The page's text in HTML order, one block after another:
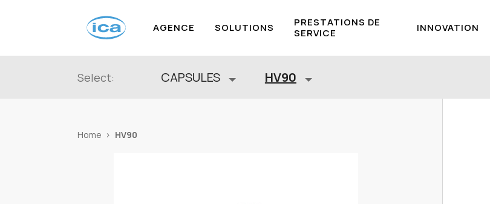
AGENCE SOLUTIONS
PRESTATIONS DE
SERVICE
INNOVATION
Select: CAPSULES HV90
Home HV90